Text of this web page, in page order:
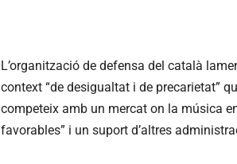
L’organització de defensa del català
context “de desigualtat i de precarietat”
competeix amb un mercat on la música
favorables” i un suport d’altres